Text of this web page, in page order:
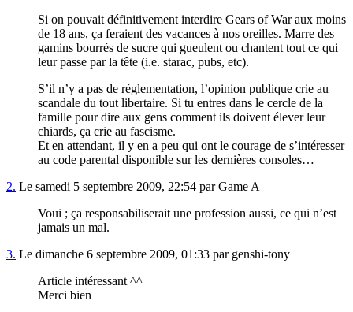
Si on pouvait définitivement interdire Gears of War aux moins
de 18 ans, ça feraient des vacances à nos oreilles. Marre des
gamins bourrés de sucre qui gueulent ou chantent tout ce qui
leur passe par la tête (i.e. starac, pubs, etc).
S’il n’y a pas de réglementation, l’opinion publique crie au
scandale du tout libertaire. Si tu entres dans le cercle de la
famille pour dire aux gens comment ils doivent élever leur
chiards, ça crie au fascisme.
Et en attendant, il y en a peu qui ont le courage de s’intéresser
au code parental disponible sur les dernières consoles…
2. Le samedi 5 septembre 2009, 22:54 par Game A
Voui ; ça responsabiliserait une profession aussi, ce qui n’est
jamais un mal.
3. Le dimanche 6 septembre 2009, 01:33 par genshi-tony
Article intéressant ^^
Merci bien